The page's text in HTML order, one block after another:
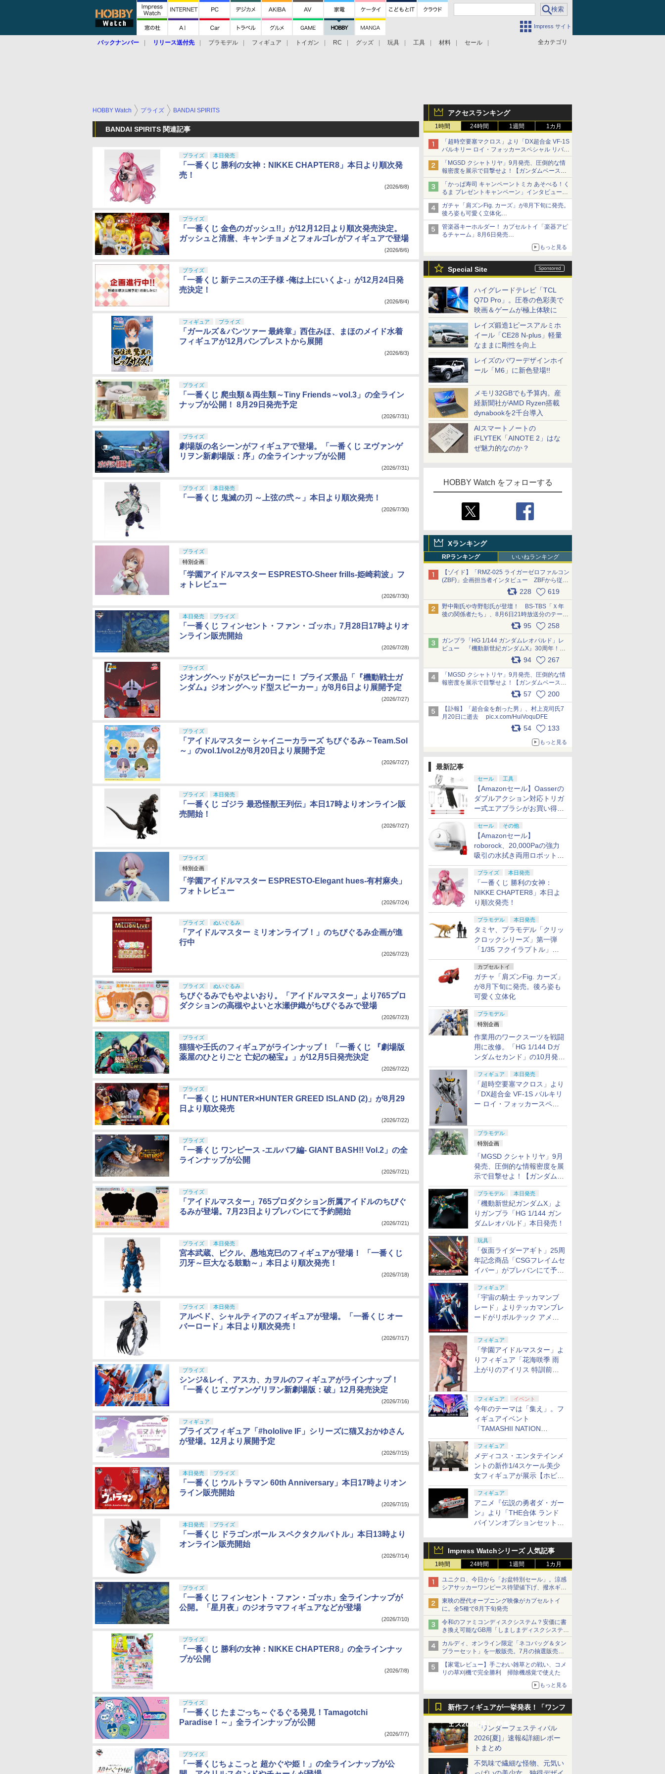
Impress サイト
全カテゴリ
バックナンバー リリース送付先 プラモデル フィギュア トイガン RC グッズ 玩具 工具 材料 セール
アクセスランキング
1時間 24時間 1週間 1カ月
「超時空要塞マクロス」より「DX超合金 VF-1S
バルキリー ロイ・フォッカースペシャル リバイ
バルVer.」本日発売！
「MGSD クシャトリヤ」9月発売、圧倒的な情
報密度を展示で目撃せよ！【ガンダムベース撮
り下ろし】
「かっぱ寿司 キャンペーントミカ あそべる！く
るま プレゼントキャンペーン」インタビュー
子どもが楽しめるかっぱ寿司ならではの体験と
コラボの楽しさを追求
ガチャ「肩ズンFig. カーズ」が8月下旬に発売。
後ろ姿も可愛く立体化
ライトニング・マックィーンやメーターなど4
種がラインナップ
管楽器キーホルダー！ カプセルトイ「楽器アピ
るチャーム」8月6日発売
もっと見る
Special Site
ハイグレードテレビ「TCL
Q7D Pro」。圧巻の色彩美で
映画＆ゲームが極上体験に
レイズ鍛造1ピースアルミホ
イール「CE28 N-plus」軽量
なままに剛性を向上
レイズのパワーデザインホイ
ール「M6」に新色登場!!
メモリ32GBでも予算内。産
経新聞社がAMD Ryzen搭載
dynabookを2千台導入
AIスマートノートの
iFLYTEK「AINOTE 2」はな
ぜ魅力的なのか？
HOBBY Watch をフォローする
Xランキング
RPランキング いいねランキング
【ゾイド】「RMZ-025 ライガーゼロファルコン
(ZBF)」企画担当者インタビュー ZBFから従来
デザインまで再現可能なボリューム満点のキッ
ト pic.x.com/6zOqQAQKkX
228 619
野中剛氏や寺野彰氏が登壇！ BS-TBS「Ｘ年
後の関係者たち」、8月6日21時放送分のテーマ
は「超合金」！ pic.x.com/uWyt1uyuFm
95 258
ガンプラ「HG 1/144 ガンダムレオパルド」レ
ビュー 『機動新世紀ガンダムX』30周年！イ
ンナーアームガトリングの変形機構まで再現し
最新フォーマットでキット化！
pic.x.com/nszPIDTpbg
94 267
「MGSD クシャトリヤ」9月発売、圧倒的な情
報密度を展示で目撃せよ！【ガンダムベース撮
り下ろし】 pic.x.com/3rPjsfk7qZ
57 200
【訃報】「超合金を創った男」、村上克司氏7
月20日に逝去 pic.x.com/HuiVoquDFE
54 133
もっと見る
最新記事
セール 工具
【Amazonセール】Oasserの
ダブルアクション対応トリガ
ー式エアブラシがお買い得価
格で登場！
セール その他
【Amazonセール】
roborock、20,000Paの強力
吸引の水拭き両用ロボット掃
除機「Qrevo Curv 2 Flow」
がお買い得！
プライズ 本日発売
「一番くじ 勝利の女神：
NIKKE CHAPTER8」本日よ
り順次発売！
プラモデル 本日発売
タミヤ、プラモデル「クリッ
クロックシリーズ」第一弾
「1/35 フクイラプトル」本
日発売！
カプセルトイ
ガチャ「肩ズンFig. カーズ」
が8月下旬に発売。後ろ姿も
可愛く立体化
プラモデル
特別企画
作業用のワークスーツを戦闘
用に改修。「HG 1/144 Dガ
ンダムセカンド」の10月発送
分が予約受付中【ガンダムベ
ース撮り下ろし】
フィギュア 本日発売
「超時空要塞マクロス」より
「DX超合金 VF-1S バルキリ
ー ロイ・フォッカースペシ
プラモデル
特別企画
「MGSD クシャトリヤ」9月
発売、圧倒的な情報密度を展
示で目撃せよ！【ガンダムベ
ース撮り下ろし】
プラモデル 本日発売
「機動新世紀ガンダムX」よ
りガンプラ「HG 1/144 ガン
ダムレオパルド」本日発売！
玩具
「仮面ライダーアギト」25周
年記念商品「CSGフレイムセ
イバー」がプレバンにて予約
開始
フィギュア
「宇宙の騎士 テッカマンブ
レード」よりテッカマンブレ
ードがリボルテック アメイ
定
フィギュア
「学園アイドルマスター」よ
りフィギュア「花海咲季 雨
上がりのアイリス 特訓前
フィギュア イベント
今年のテーマは「集え」。フ
ィギュアイベント
「TAMASHII NATION
2026」が11月13日より開催
決定
フィギュア
メディコス・エンタテインメ
ントの新作1/4スケール美少
女フィギュアが展示【ホビー
メーカー合同展示会】
フィギュア
アニメ『伝説の勇者ダ・ガー
ン』より「THE合体 ランド
バイソンオプションセット」
Impress Watchシリーズ 人気記事
1時間 24時間 1週間 1カ月
ユニクロ、今日から「お盆特別セール」。涼感
シアサッカーワンピース待望値下げ、撥水ギア
ショーツは1990円に
東映の歴代オープニング映像がカプセルトイ
に。全5種で8月下旬発売
令和のファミコンディスクシステム？安価に書
き換え可能なGB用「しましまディスクシステ
ム」
カルディ、オンライン限定「ネコバッグ＆タン
ブラーセット」を一般販売。7月の抽選販売の
当選無効分
【家電レビュー】手ごわい雑草との戦い、コメ
リの草刈機で完全勝利 掃除機感覚で使えた
もっと見る
新作フィギュアが一挙発表！「ワンフ
ェス2026[夏]」特集「ワンダーフェスティバル
2026[夏]」速報&詳細レポー
トまとめ
不気味で繊細な怪物、元気い
HOBBY Watch プライズ BANDAI SPIRITS
BANDAI SPIRITS 関連記事
プライズ 本日発売
「一番くじ 勝利の女神：NIKKE CHAPTER8」本日より順次発
売！
(2026/8/8)
プライズ
「一番くじ 金色のガッシュ!!」が12月12日より順次発売決定。
ガッシュと清麿、キャンチョメとフォルゴレがフィギュアで登場
(2026/8/6)
プライズ
「一番くじ 新テニスの王子様 -俺は上にいくよ-」が12月24日発
売決定！
(2026/8/4)
フィギュア プライズ
「ガールズ＆パンツァー 最終章」西住みほ、まほのメイド水着
フィギュアが12月バンプレストから展開
(2026/8/3)
プライズ
「一番くじ 爬虫類＆両生類～Tiny Friends～vol.3」の全ライン
ナップが公開！ 8月29日発売予定
(2026/7/31)
プライズ
劇場版の名シーンがフィギュアで登場。「一番くじ ヱヴァンゲ
リヲン新劇場版：序」の全ラインナップが公開
(2026/7/31)
プライズ 本日発売
「一番くじ 鬼滅の刃 ～上弦の弐～」本日より順次発売！
(2026/7/30)
プライズ
特別企画
「学園アイドルマスター ESPRESTO-Sheer frills-姫崎莉波」フ
ォトレビュー
(2026/7/30)
本日発売 プライズ
「一番くじ フィンセント・ファン・ゴッホ」7月28日17時よりオ
ンライン販売開始
(2026/7/28)
プライズ
ジオングヘッドがスピーカーに！ プライズ景品「『機動戦士ガ
ンダム』ジオングヘッド型スピーカー」が8月6日より展開予定
(2026/7/27)
プライズ
「アイドルマスター シャイニーカラーズ ちびぐるみ～Team.Sol
～」のvol.1/vol.2が8月20日より展開予定
(2026/7/27)
プライズ 本日発売
「一番くじ ゴジラ 最恐怪獣王列伝」本日17時よりオンライン販
売開始！
(2026/7/27)
プライズ
特別企画
「学園アイドルマスター ESPRESTO-Elegant hues-有村麻央」
フォトレビュー
(2026/7/24)
プライズ ぬいぐるみ
「アイドルマスター ミリオンライブ！」のちびぐるみ企画が進
行中
(2026/7/23)
プライズ ぬいぐるみ
ちびぐるみでもやよいおり。「アイドルマスター」より765プロ
ダクションの高槻やよいと水瀬伊織がちびぐるみで登場
(2026/7/23)
プライズ
猫猫や壬氏のフィギュアがラインナップ！ 「一番くじ 『劇場版
薬屋のひとりごと 亡妃の秘宝』」が12月5日発売決定
(2026/7/22)
プライズ
「一番くじ HUNTER×HUNTER GREED ISLAND (2)」が8月29
日より順次発売
(2026/7/22)
プライズ
「一番くじ ワンピース -エルバフ編- GIANT BASH!! Vol.2」の全
ラインナップが公開
(2026/7/21)
プライズ
「アイドルマスター」765プロダクション所属アイドルのちびぐ
るみが登場。7月23日よりプレバンにて予約開始
(2026/7/21)
プライズ 本日発売
宮本武蔵、ピクル、愚地克巳のフィギュアが登場！ 「一番くじ
刃牙～巨大なる鼓動～」本日より順次発売！
(2026/7/18)
プライズ 本日発売
アルベド、シャルティアのフィギュアが登場。「一番くじ オー
バーロード」本日より順次発売！
(2026/7/17)
プライズ
シンジ&レイ、アスカ、カヲルのフィギュアがラインナップ！
「一番くじ ヱヴァンゲリヲン新劇場版：破」12月発売決定
(2026/7/16)
フィギュア
プライズフィギュア「#hololive IF」シリーズに猫又おかゆさん
が登場。12月より展開予定
(2026/7/15)
本日発売 プライズ
「一番くじ ウルトラマン 60th Anniversary」本日17時よりオン
ライン販売開始
(2026/7/15)
本日発売 プライズ
「一番くじ ドラゴンボール スペクタクルバトル」本日13時より
オンライン販売開始
(2026/7/14)
プライズ
「一番くじ フィンセント・ファン・ゴッホ」全ラインナップが
公開。「星月夜」のジオラマフィギュアなどが登場
(2026/7/10)
プライズ
「一番くじ 勝利の女神：NIKKE CHAPTER8」の全ラインナッ
プが公開
(2026/7/8)
プライズ
「一番くじ たまごっち～ぐるぐる発見！Tamagotchi
Paradise！～」全ラインナップが公開
(2026/7/7)
プライズ
「一番くじちょこっと 超かぐや姫！」の全ラインナップが公